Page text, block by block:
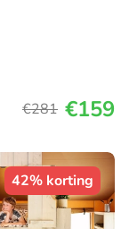
€281 €159
42% korting